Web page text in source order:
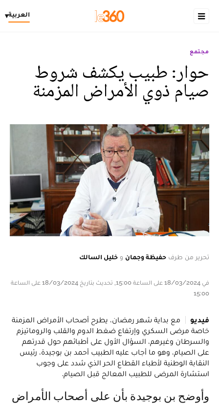
العربية▾
مجتمع
حوار: طبيب يكشف شروط
صيام ذوي الأمراض المزمنة
تحرير من طرف حفيظة وجمان و خليل السالك
في 18/03/2024 على الساعة 15:00, تحديث بتاريخ 18/03/2024 على الساعة
15:00
فيديو
مع بداية شهر رمضان، يطرح أصحاب الأمراض المزمنة
خاصة مرضى السكري وإرتفاع ضغط الدوم والقلب والروماتيزم
والسرطان وغيرهم، السؤال الأول على أطبائهم حول قدرتهم
على الصيام، وهو ما أجاب عليه الطبيب أحمد بن بوجيدة، رئيس
النقابة الوطنية لأطباء القطاع الحر الذي شدد على وجوب
استشارة المرضى للطبيب المعالج قبل الصيام.
وأوضح بن بوجيدة بأن على أصحاب الأمراض